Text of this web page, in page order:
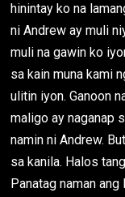
hinintay ko na
ni Andrew ay muli
muli na gawin ko
sa kain muna kami
ulitin iyon. Ganoon
maligo ay naganap
namin ni Andrew.
sa kanila. Halos
Panatag naman